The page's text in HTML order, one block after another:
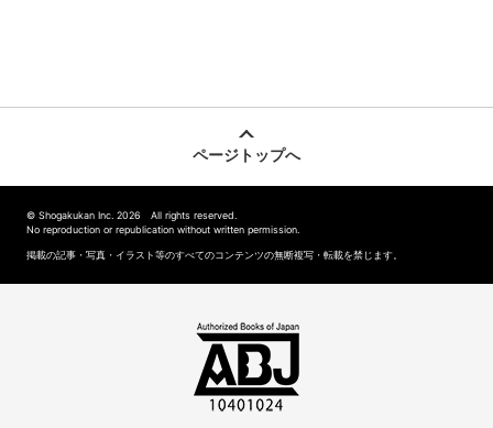
ページトップへ
© Shogakukan Inc. 2026 All rights reserved.
No reproduction or republication without written permission.
掲載の記事・写真・イラスト等のすべてのコンテンツの無断複写・転載を禁じます。